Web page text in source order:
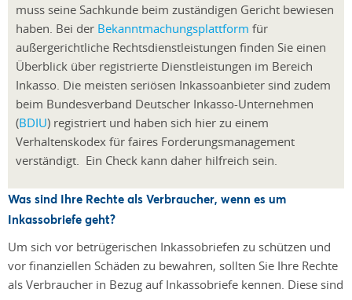
muss seine Sachkunde beim zuständigen Gericht bewiesen
haben. Bei der Bekanntmachungsplattform für
außergerichtliche Rechtsdienstleistungen finden Sie einen
Überblick über registrierte Dienstleistungen im Bereich
Inkasso. Die meisten seriösen Inkassoanbieter sind zudem
beim Bundesverband Deutscher Inkasso-Unternehmen
(BDIU) registriert und haben sich hier zu einem
Verhaltenskodex für faires Forderungsmanagement
verständigt. Ein Check kann daher hilfreich sein.
Was sind Ihre Rechte als Verbraucher, wenn es um
Inkassobriefe geht?
Um sich vor betrügerischen Inkassobriefen zu schützen und
vor finanziellen Schäden zu bewahren, sollten Sie Ihre Rechte
als Verbraucher in Bezug auf Inkassobriefe kennen. Diese sind